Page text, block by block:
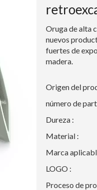
Oruga de alta
nuevos
fuertes de
madera.
Origen del
número de
Dureza :
Material :
Marca
LOGO :
Proceso de